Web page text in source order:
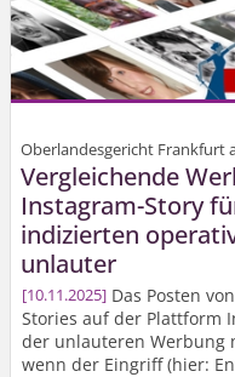
Oberlandesgericht Frankfurt
Vergleichende
Instagram-Story
indizierten
unlauter
10.11.2025 Das Posten
Stories auf der Plattform
der unlauteren Werbung
wenn der Eingriff (hier: